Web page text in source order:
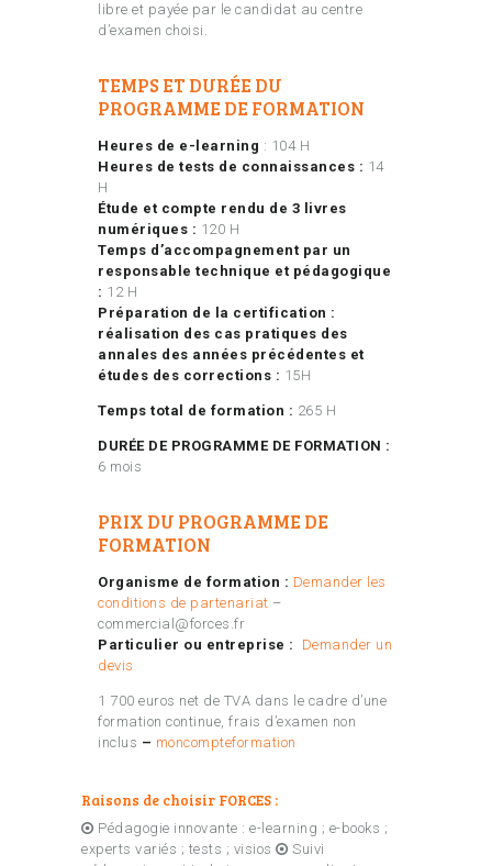
libre et payée par le candidat au centre
d’examen choisi.
TEMPS ET DURÉE DU
PROGRAMME DE FORMATION
Heures de e-learning : 104 H
Heures de tests de connaissances : 14
H
Étude et compte rendu de 3 livres
numériques : 120 H
Temps d’accompagnement par un
responsable technique et pédagogique
: 12 H
Préparation de la certification :
réalisation des cas pratiques des
annales des années précédentes et
études des corrections : 15H
Temps total de formation : 265 H
DURÉE DE PROGRAMME DE FORMATION :
6 mois
PRIX DU PROGRAMME DE
FORMATION
Organisme de formation : Demander les
conditions de partenariat –
commercial@forces.fr
Particulier ou entreprise : Demander un
devis
1 700 euros net de TVA dans le cadre d’une
formation continue, frais d’examen non
inclus – moncompteformation
Raisons de choisir FORCES :
Pédagogie innovante : e-learning ; e-books ;
experts variés ; tests ; visios
Suivi